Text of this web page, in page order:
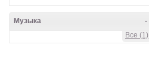
-
Музыка
Все (1)